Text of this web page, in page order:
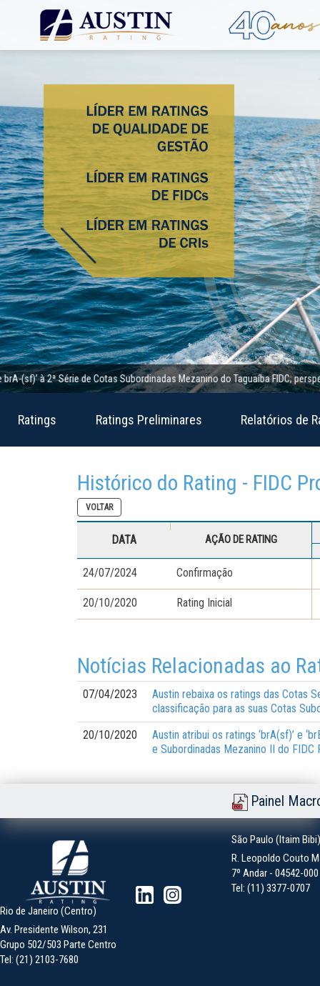
2ª Série de Cotas Subordinadas Mezanino do Taguaíba FIDC; perspectiva
Ratings Ratings Preliminares Relatórios de
Histórico do Rating - FIDC
VOLTAR
DATA AÇÃO DE RATING
24/07/2024 Confirmação
20/10/2020 Rating Inicial
Notícias Relacionadas ao
07/04/2023
Austin rebaixa os ratings das Cotas
classificação para as suas Cotas
20/10/2020
Austin atribui os ratings ‘brA(sf)’ e
e Subordinadas Mezanino II do
Painel
São Paulo (Itaim Bibi)
R. Leopoldo Couto
7º Andar - 04542-
Tel: (11) 3377-0707
Rio de Janeiro (Centro)
Av. Presidente Wilson, 231
Grupo 502/503 Parte Centro
Tel: (21) 2103-7680